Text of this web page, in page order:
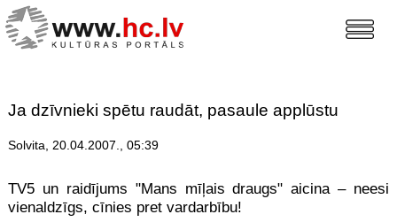
Ja dzīvnieki spētu raudāt, pasaule applūstu
Solvita, 20.04.2007., 05:39
TV5 un raidījums "Mans mīļais draugs" aicina – neesi
vienaldzīgs, cīnies pret vardarbību!